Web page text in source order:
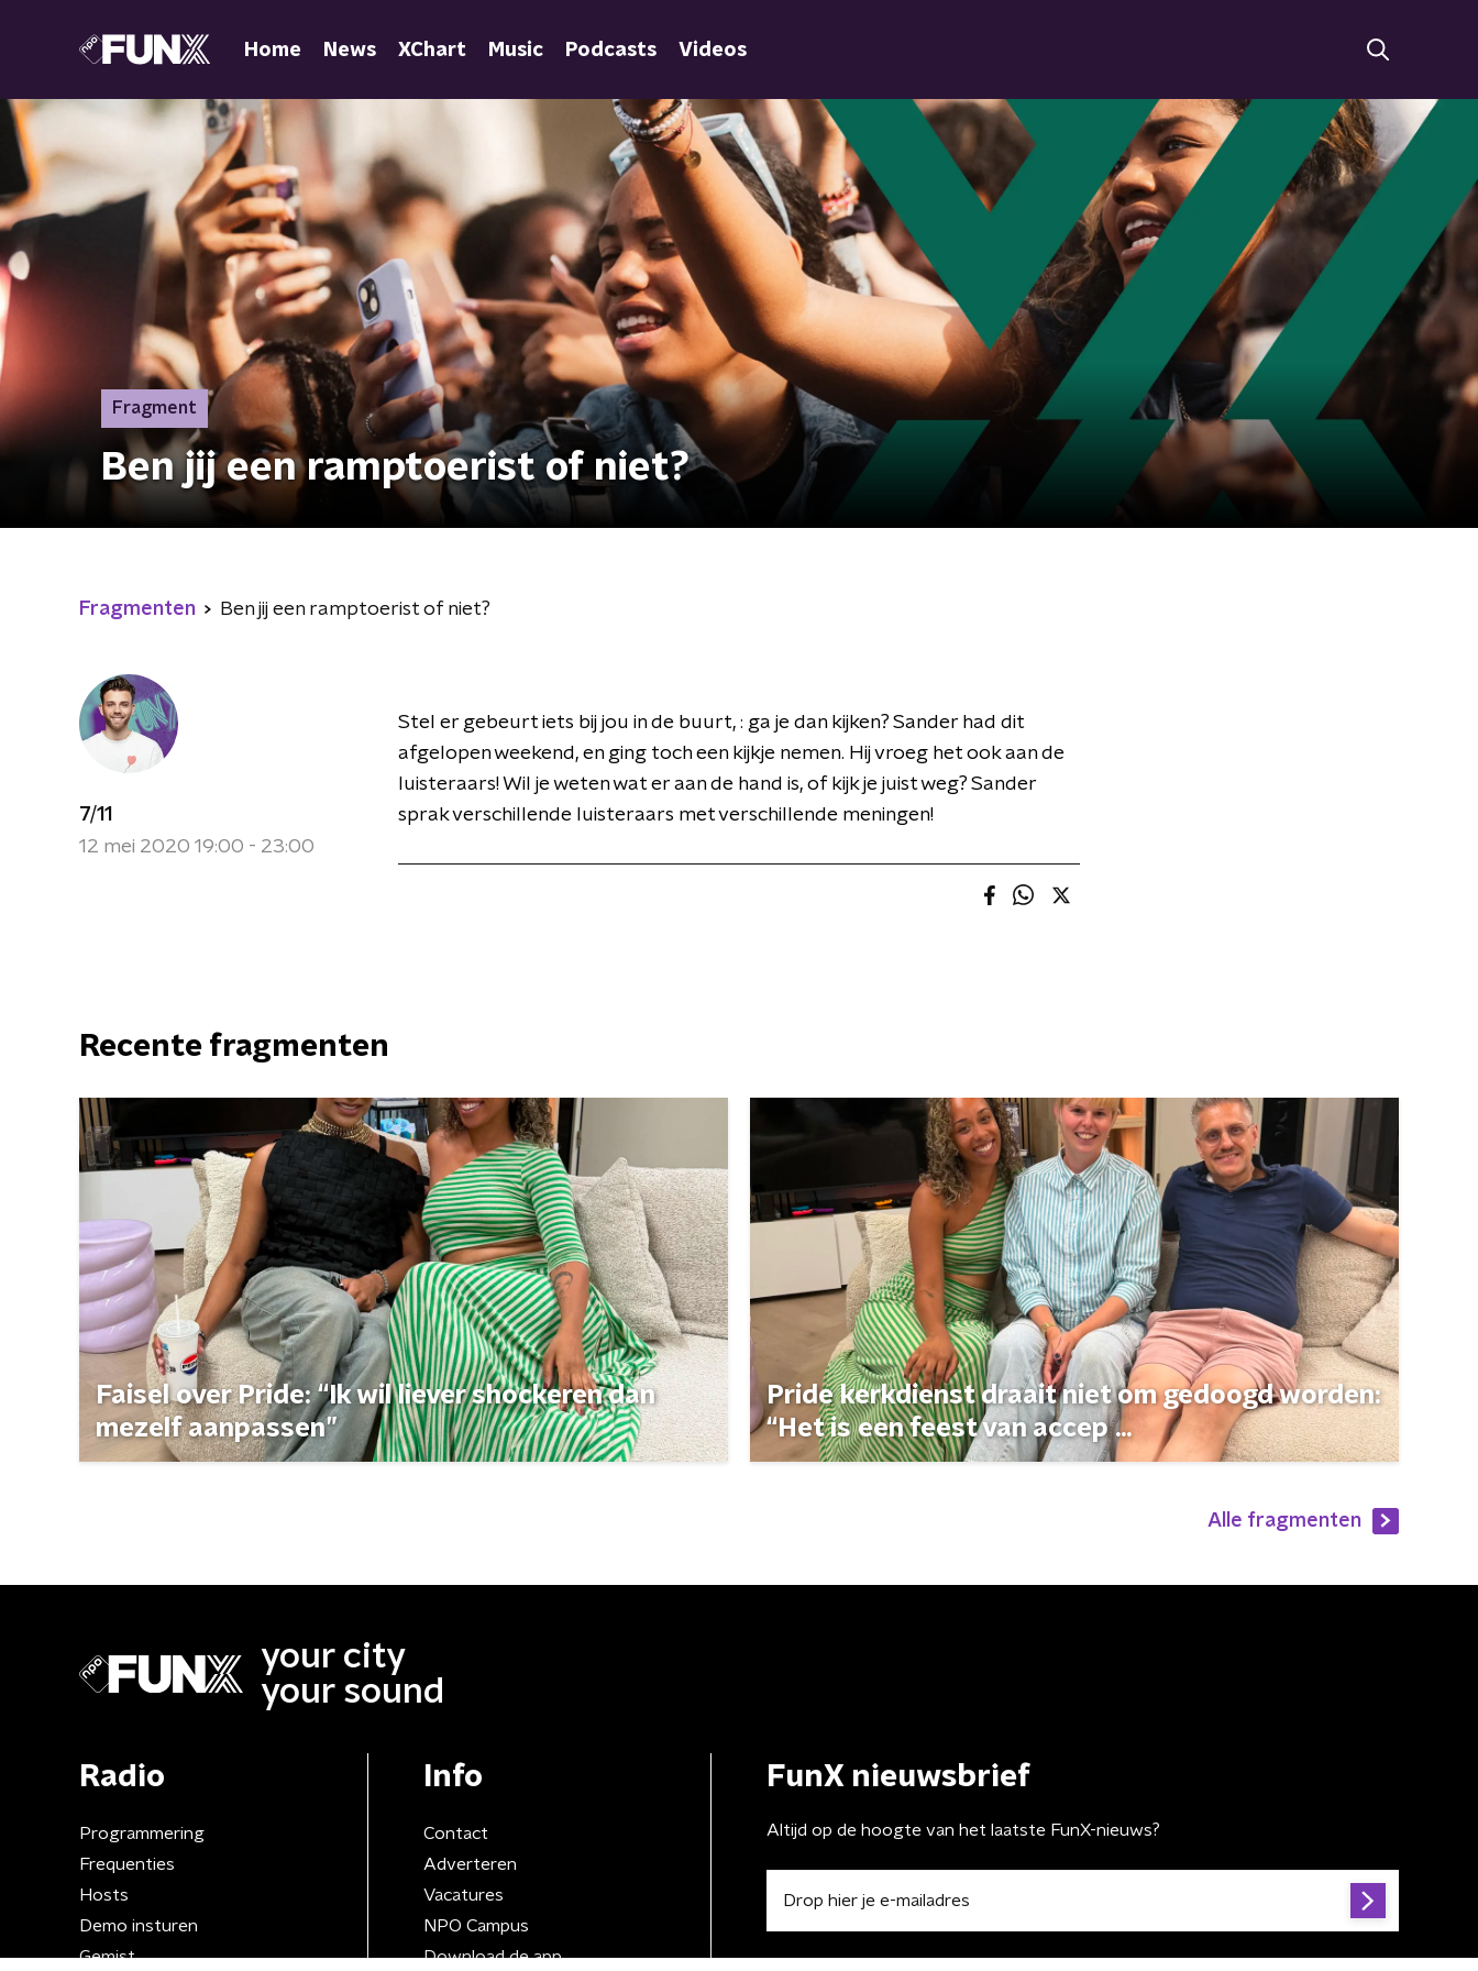
Home News XChart Music Podcasts Videos
Fragment
Ben jij een ramptoerist of niet?
Fragmenten Ben jij een ramptoerist of niet?
7/11
12 mei 2020 19:00 - 23:00
Stel er gebeurt iets bij jou in de buurt, : ga je dan kijken? Sander had dit
afgelopen weekend, en ging toch een kijkje nemen. Hij vroeg het ook aan de
luisteraars! Wil je weten wat er aan de hand is, of kijk je juist weg? Sander
sprak verschillende luisteraars met verschillende meningen!
Recente fragmenten
Faisel over Pride: “Ik wil liever shockeren dan
mezelf aanpassen”
Pride kerkdienst draait niet om gedoogd worden:
“Het is een feest van accep ...
Alle fragmenten
your city
your sound
Radio
Programmering
Frequenties
Hosts
Demo insturen
Gemist
Info
Contact
Adverteren
Vacatures
NPO Campus
Download de app
FunX nieuwsbrief
Altijd op de hoogte van het laatste FunX-nieuws?